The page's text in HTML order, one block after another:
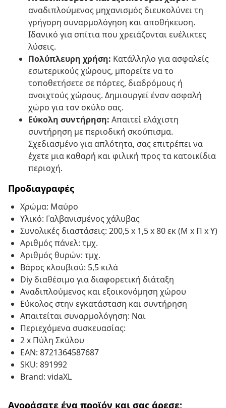
αναδιπλούμενος μηχανισμός διευκολύνει τη
γρήγορη συναρμολόγηση και αποθήκευση.
Ιδανικό για σπίτια που χρειάζονται ευέλικτες
λύσεις.
Πολύπλευρη χρήση: Κατάλληλο για ασφαλείς
εσωτερικούς χώρους, μπορείτε να το
τοποθετήσετε σε πόρτες, διαδρόμους ή
ανοιχτούς χώρους. Δημιουργεί έναν ασφαλή
χώρο για τον σκύλο σας.
Εύκολη συντήρηση: Απαιτεί ελάχιστη
συντήρηση με περιοδική σκούπισμα.
Σχεδιασμένο για απλότητα, σας επιτρέπει να
έχετε μια καθαρή και φιλική προς τα κατοικίδια
περιοχή.
Προδιαγραφές
Χρώμα: Μαύρο
Υλικό: Γαλβανισμένος χάλυβας
Συνολικές διαστάσεις: 200,5 x 1,5 x 80 εκ (Μ x Π x Υ)
Αριθμός πάνελ: τμχ.
Αριθμός θυρών: τμχ.
Βάρος κλουβιού: 5,5 κιλά
Diy διαθέσιμο για διαφορετική διάταξη
Αναδιπλούμενος και εξοικονόμηση χώρου
Εύκολος στην εγκατάσταση και συντήρηση
Απαιτείται συναρμολόγηση: Ναι
Περιεχόμενα συσκευασίας:
2 x Πύλη Σκύλου
EAN: 8721364587687
SKU: 891992
Brand: vidaXL
Αγοράσατε ένα προϊόν και σας άρεσε;